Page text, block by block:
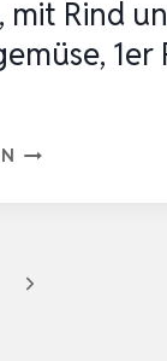
8E…
mit Rind
1er
BENEFUL
MIT
Nächste